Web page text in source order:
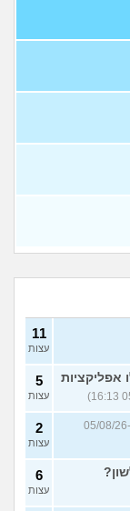
עצות
10
7
עצות
11
עצות
7
עצות
4
עצות
11
עצות
אפליקציות
5
עצות
(בן אדם, בן 18, כתב ב-05/08/26
2
עצות
6
עצות